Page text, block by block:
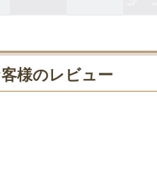
様のレビュー